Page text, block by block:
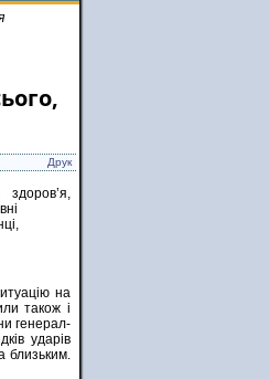
Друк
на
також і
генерал-
ударів
близьким.